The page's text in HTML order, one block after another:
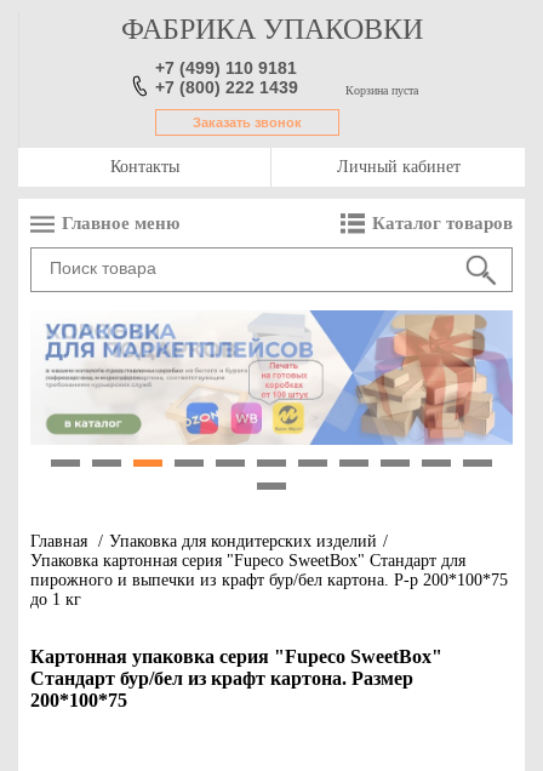
ФАБРИКА УПАКОВКИ
+7 (499) 110 9181
+7 (800) 222 1439
Заказать звонок
Корзина пуста
Контакты Личный кабинет
Главное меню Каталог товаров
Главная / Упаковка для кондитерских изделий /
Упаковка картонная серия "Fupeco SweetBox" Стандарт для
пирожного и выпечки из крафт бур/бел картона. Р-р 200*100*75
до 1 кг
Картонная упаковка серия "Fupeco SweetBox"
Стандарт бур/бел из крафт картона. Размер
200*100*75